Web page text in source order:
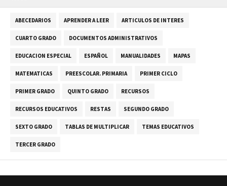
ABECEDARIOS APRENDER A LEER ARTICULOS DE INTERES
CUARTO GRADO DOCUMENTOS ADMINISTRATIVOS
EDUCACION ESPECIAL ESPAÑOL MANUALIDADES MAPAS
MATEMATICAS PREESCOLAR. PRIMARIA PRIMER CICLO
PRIMER GRADO QUINTO GRADO RECURSOS
RECURSOS EDUCATIVOS RESTAS SEGUNDO GRADO
SEXTO GRADO TABLAS DE MULTIPLICAR TEMAS EDUCATIVOS
TERCER GRADO